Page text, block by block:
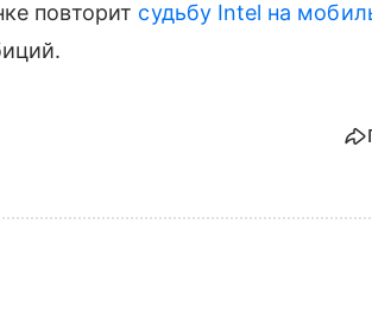
повторит судьбу Intel на